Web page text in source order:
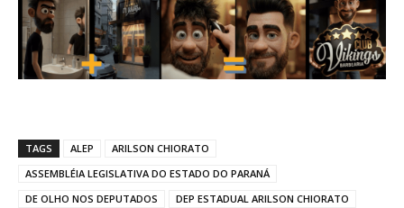
TAGS ALEP
ARILSON CHIORATO
ASSEMBLÉIA LEGISLATIVA DO ESTADO DO PARANÁ
DE OLHO NOS DEPUTADOS
DEP ESTADUAL ARILSON CHIORATO